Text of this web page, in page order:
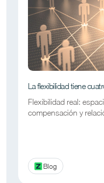
La flexibilidad tiene
Flexibilidad real:
compensación y
Blog